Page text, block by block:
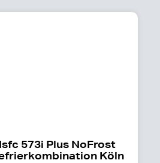
573i Plus NoFrost
Köln